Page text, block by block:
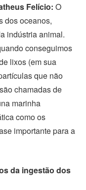
Felício: O
dos oceanos,
indústria animal.
conseguimos
lixos (em sua
que não
chamadas de
marinha
como os
importante para a
da ingestão dos